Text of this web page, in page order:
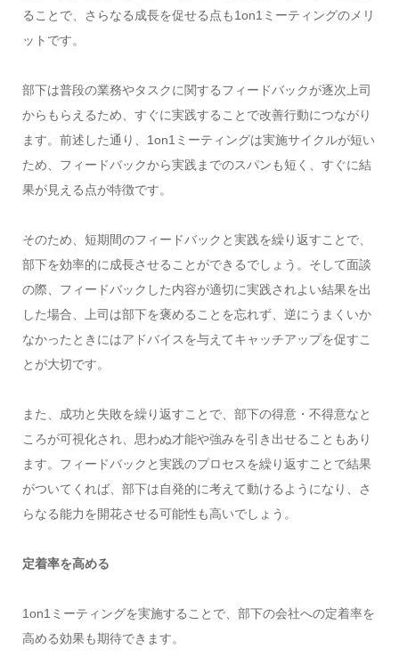
ることで、さらなる成長を促せる点も1on1ミーティングのメリ
ットです。
部下は普段の業務やタスクに関するフィードバックが逐次上司
からもらえるため、すぐに実践することで改善行動につながり
ます。前述した通り、1on1ミーティングは実施サイクルが短い
ため、フィードバックから実践までのスパンも短く、すぐに結
果が見える点が特徴です。
そのため、短期間のフィードバックと実践を繰り返すことで、
部下を効率的に成長させることができるでしょう。そして面談
の際、フィードバックした内容が適切に実践されよい結果を出
した場合、上司は部下を褒めることを忘れず、逆にうまくいか
なかったときにはアドバイスを与えてキャッチアップを促すこ
とが大切です。
また、成功と失敗を繰り返すことで、部下の得意・不得意なと
ころが可視化され、思わぬ才能や強みを引き出せることもあり
ます。フィードバックと実践のプロセスを繰り返すことで結果
がついてくれば、部下は自発的に考えて動けるようになり、さ
らなる能力を開花させる可能性も高いでしょう。
定着率を高める
1on1ミーティングを実施することで、部下の会社への定着率を
高める効果も期待できます。